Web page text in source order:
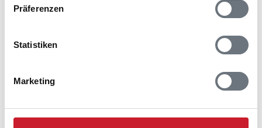
Präferenzen
Statistiken
Marketing
Anzahl Reisende auswählen
Anreisetag im Belegungskalender anklicken